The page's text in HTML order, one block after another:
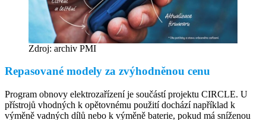
Zdroj: archiv PMI
Repasované modely za zvýhodněnou cenu
Program obnovy elektrozařízení je součástí projektu CIRCLE. U
přístrojů vhodných k opětovnému použití dochází například k
výměně vadných dílů nebo k výměně baterie, pokud má sníženou